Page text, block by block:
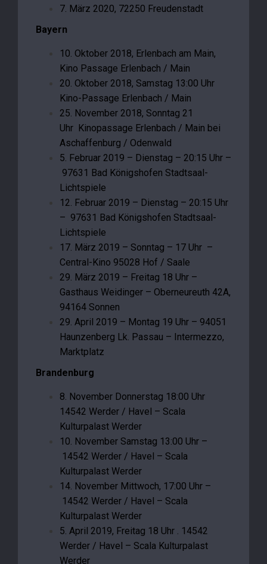
7. März 2020, 72250 Freudenstadt
Bayern
10. Oktober 2018, Erlenbach am Main,
Kino Passage Erlenbach / Main
20. Oktober 2018, Samstag 13:00 Uhr
Kino-Passage Erlenbach / Main
25. November 2018, Sonntag 21
Uhr Kinopassage Erlenbach / Main bei
Aschaffenburg / Odenwald
5. Februar 2019 – Dienstag – 20:15 Uhr –
97631 Bad Königshofen Stadtsaal-
Lichtspiele
12. Februar 2019 – Dienstag – 20:15 Uhr
– 97631 Bad Königshofen Stadtsaal-
Lichtspiele
17. März 2019 – Sonntag – 17 Uhr –
Central-Kino 95028 Hof / Saale
29. März 2019 – Freitag 18 Uhr –
Gasthaus Weidinger – Oberneureuth 42A,
94164 Sonnen
29. April 2019 – Montag 19 Uhr – 94051
Haunzenberg Lk. Passau – Intermezzo,
Marktplatz
Brandenburg
8. November Donnerstag 18:00 Uhr
14542 Werder / Havel – Scala
Kulturpalast Werder
10. November Samstag 13:00 Uhr –
14542 Werder / Havel – Scala
Kulturpalast Werder
14. November Mittwoch, 17:00 Uhr –
14542 Werder / Havel – Scala
Kulturpalast Werder
5. April 2019, Freitag 18 Uhr . 14542
Werder / Havel – Scala Kulturpalast
Werder